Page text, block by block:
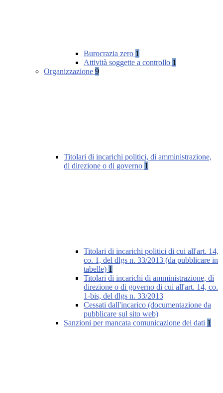
Burocrazia zero 1
Attività soggette a controllo 1
Organizzazione 9
Titolari di incarichi politici, di amministrazione,
di direzione o di governo 1
Titolari di incarichi politici di cui all'art. 14,
co. 1, del dlgs n. 33/2013 (da pubblicare in
tabelle) 1
Titolari di incarichi di amministrazione, di
direzione o di governo di cui all'art. 14, co.
1-bis, del dlgs n. 33/2013
Cessati dall'incarico (documentazione da
pubblicare sul sito web)
Sanzioni per mancata comunicazione dei dati 1